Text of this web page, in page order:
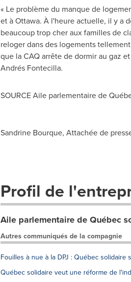
« Le problème du manque de
et àOttawa. À l'heure actuelle, il y a
beaucoup trop cher aux familles de
reloger dans des logements
que la CAQ arrête de dormir au gaz
Andrés Fontecilla.
SOURCE Aile parlementaire de
Sandrine Bourque, Attachée de
Profil de
Aile parlementaire de Québec
Autres communiqués de la compagnie
Fouilles à nue à la DPJ : Québec
Québec solidaire veut une réforme de